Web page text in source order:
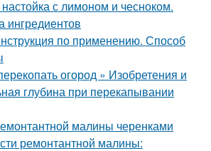
с лимоном и чесноком.
ингредиентов
по применению. Способ
огород » Изобретения и
глубина при перекапывании
малины черенками
ремонтантной малины: